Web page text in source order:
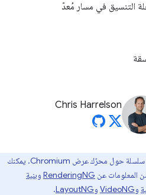
Chris Harrelson
هذه المشاركة هي جزء من سلسلة حول محرّك عرض Chromium. يمكنك
المعلومات عن RenderingNG وبنية
وVideoNG وLayoutNG
.